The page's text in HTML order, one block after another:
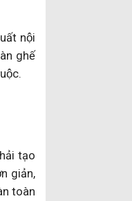
nội
ghế
tạo
giản,
toàn